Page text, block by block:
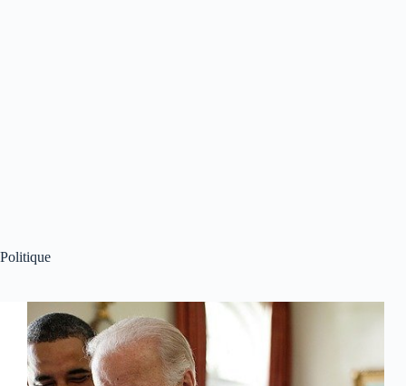
Politique